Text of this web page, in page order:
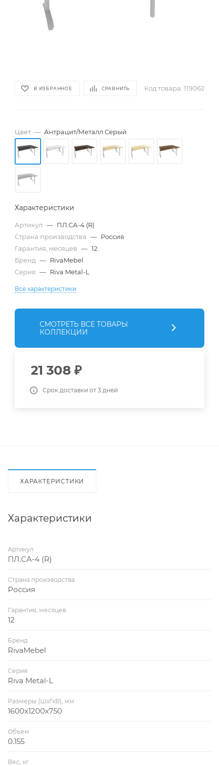
В ИЗБРАННОЕ СРАВНИТЬ Код товара: 119062
Цвет — Антрацит/Металл Серый
Характеристики
Артикул — ПЛ.СА-4 (R)
Страна производства — Россия
Гарантия, месяцев — 12
Бренд — RivaMebel
Серия — Riva Metal-L
Все характеристики
СМОТРЕТЬ ВСЕ ТОВАРЫ
КОЛЛЕКЦИИ
21 308 ₽
Срок доставки от 3 дней
ХАРАКТЕРИСТИКИ
Характеристики
Артикул
ПЛ.СА-4 (R)
Страна производства
Россия
Гарантия, месяцев
12
Бренд
RivaMebel
Серия
Riva Metal-L
Размеры (ШхГхВ), мм
1600х1200х750
Объем
0.155
Вес, кг